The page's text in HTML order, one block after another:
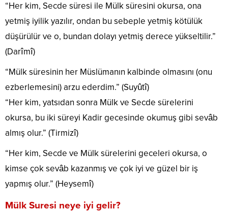
“Her kim, Secde süresi ile Mülk süresini okursa, ona
yetmiş iyilik yazılır, ondan bu sebeple yetmiş kötülük
düşürülür ve o, bundan dolayı yetmiş derece yükseltilir.”
(Darîmî)
“Mülk süresinin her Müslümanın kalbinde olmasını (onu
ezberlemesini) arzu ederdim.” (Suyûtî)
“Her kim, yatsıdan sonra Mülk ve Secde sürelerini
okursa, bu iki süreyi Kadir gecesinde okumuş gibi sevâb
almış olur.” (Tirmizî)
“Her kim, Secde ve Mülk sürelerini geceleri okursa, o
kimse çok sevâb kazanmış ve çok iyi ve güzel bir iş
yapmış olur.” (Heysemî)
Mülk Suresi neye iyi gelir?